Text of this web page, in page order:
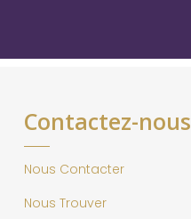
Contactez-nous
Nous Contacter
Nous Trouver